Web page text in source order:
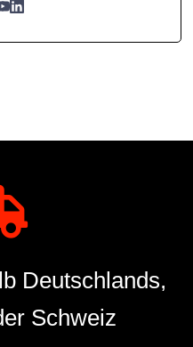
Deutschlands,
Schweiz